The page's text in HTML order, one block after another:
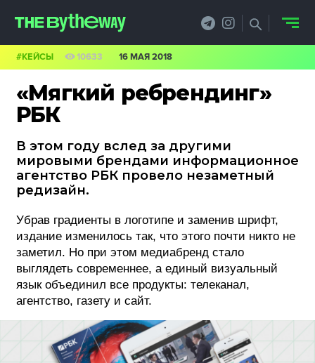
«Мягкий ребрендинг»
РБК
В этом году вслед за другими
мировыми брендами информационное
агентство РБК провело незаметный
редизайн.
#КЕЙСЫ 10633 16 МАЯ 2018
Убрав градиенты в логотипе и заменив шрифт,
издание изменилось так, что этого почти никто не
заметил. Но при этом медиабренд стало
выглядеть современнее, а единый визуальный
язык объединил все продукты: телеканал,
агентство, газету и сайт.
НОВОСТИ
PRO.ОБЗОР
КЕЙСЫ
ФИЛОСОФИЯ
БИЗНЕС И
ТЕХНОЛОГИИ
ФЕСТИВАЛИ
ФОТОГРАФИЯ